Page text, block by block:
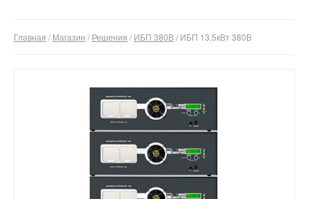
Главная /Магазин /Решения /ИБП 380В/ ИБП 13,5кВт 380В